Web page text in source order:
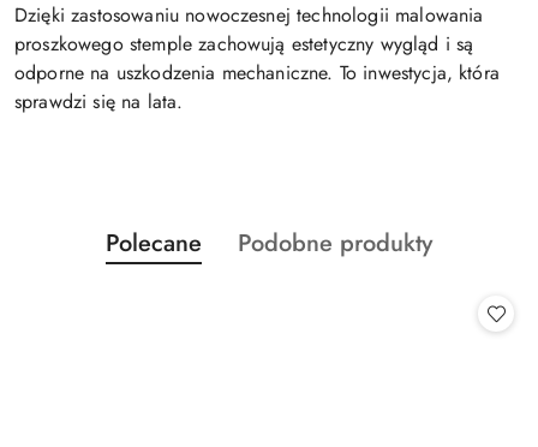
Dzięki zastosowaniu nowoczesnej technologii malowania
proszkowego stemple zachowują estetyczny wygląd i są
odporne na uszkodzenia mechaniczne. To inwestycja, która
sprawdzi się na lata.
Pomiń karuzelę produktów
Produkty
o
Polecane
Produkty
Podobne produkty